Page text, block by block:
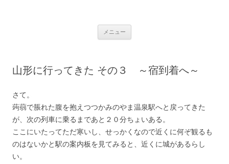
メニュー
山形に行ってきた その３ ～宿到着へ～
さて。
蒟蒻で脹れた腹を抱えつつかみのやま温泉駅へと戻ってきた
が、次の列車に乗るまであと２０分ちょいある。
ここにいたってただ寒いし、せっかくなので近くに何ぞ観るも
のはないかと駅の案内板を見てみると、近くに城があるらし
い。